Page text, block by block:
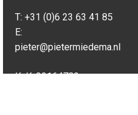
T: +31 (0)6 23 63 41 85
E:
pieter@pietermiedema.nl
KvK: 32164783